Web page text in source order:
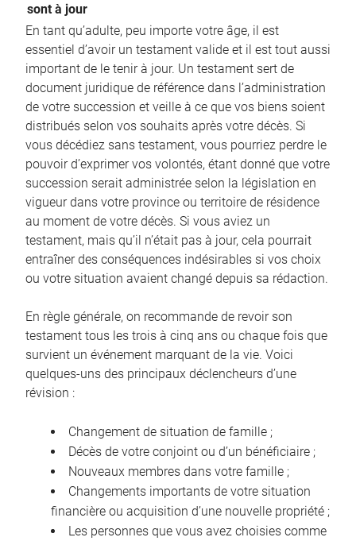
sont à jour
En tant qu’adulte, peu importe votre âge, il est
essentiel d’avoir un testament valide et il est tout aussi
important de le tenir à jour. Un testament sert de
document juridique de référence dans l’administration
de votre succession et veille à ce que vos biens soient
distribués selon vos souhaits après votre décès. Si
vous décédiez sans testament, vous pourriez perdre le
pouvoir d’exprimer vos volontés, étant donné que votre
succession serait administrée selon la législation en
vigueur dans votre province ou territoire de résidence
au moment de votre décès. Si vous aviez un
testament, mais qu’il n’était pas à jour, cela pourrait
entraîner des conséquences indésirables si vos choix
ou votre situation avaient changé depuis sa rédaction.
En règle générale, on recommande de revoir son
testament tous les trois à cinq ans ou chaque fois que
survient un événement marquant de la vie. Voici
quelques-uns des principaux déclencheurs d’une
révision :
Changement de situation de famille ;
Décès de votre conjoint ou d’un bénéficiaire ;
Nouveaux membres dans votre famille ;
Changements importants de votre situation
financière ou acquisition d’une nouvelle propriété ;
Les personnes que vous avez choisies comme